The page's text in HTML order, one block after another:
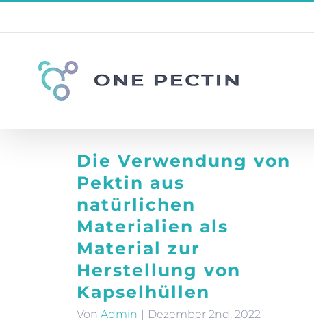
Inhalt
Die Verwendung von
Pektin aus
natürlichen
Materialien als
Material zur
Herstellung von
Kapselhüllen
Von Admin | Dezember 2nd, 2022